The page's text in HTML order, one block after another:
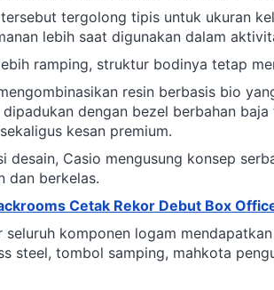
tergolong tipis untuk ukuran
lebih saat digunakan dalam
ramping, struktur bodinya tetap
resin berbasis bio
dipadukan dengan bezel berbahan
kesan premium.
desain, Casio mengusung konsep
dan berkelas.
Cetak Rekor Debut Box
seluruh komponen logam
steel, tombol samping, mahkota